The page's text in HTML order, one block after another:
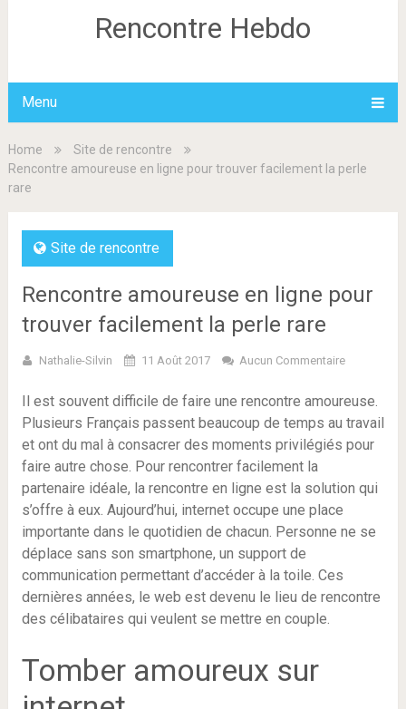
Rencontre Hebdo
Menu
Home
Site de rencontre
Rencontre amoureuse en ligne pour trouver facilement la perle
rare
Site de rencontre
Rencontre amoureuse en ligne pour
trouver facilement la perle rare
Nathalie-Silvin 11 Août 2017 Aucun Commentaire
Il est souvent difficile de faire une rencontre amoureuse.
Plusieurs Français passent beaucoup de temps au travail
et ont du mal à consacrer des moments privilégiés pour
faire autre chose. Pour rencontrer facilement la
partenaire idéale, la rencontre en ligne est la solution qui
s’offre à eux. Aujourd’hui, internet occupe une place
importante dans le quotidien de chacun. Personne ne se
déplace sans son smartphone, un support de
communication permettant d’accéder à la toile. Ces
dernières années, le web est devenu le lieu de rencontre
des célibataires qui veulent se mettre en couple.
Tomber amoureux sur